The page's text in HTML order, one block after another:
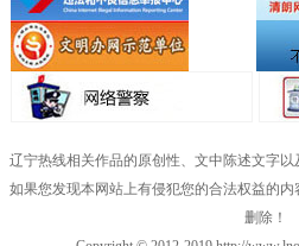
辽宁热线相关作品的原创性、文中陈述文字以
如果您发现本网站上有侵犯您的合法权益的
删除！